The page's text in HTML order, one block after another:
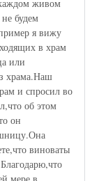
живом
будем
я вижу
в храм
или
храма.Наш
и спросил во
об этом
он
виноваты